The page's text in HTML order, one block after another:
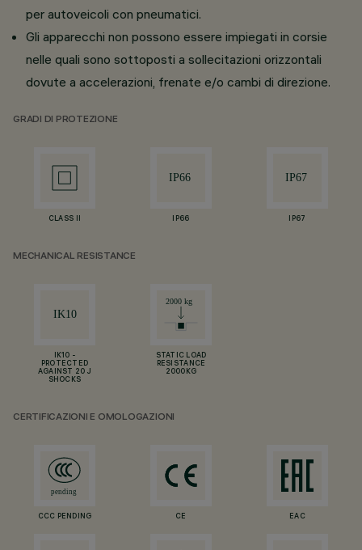
per autoveicoli con pneumatici.
Gli apparecchi non possono essere impiegati in corsie
nelle quali sono sottoposti a sollecitazioni orizzontali
dovute a accelerazioni, frenate e/o cambi di direzione.
GRADI DI PROTEZIONE
CLASS II IP66 IP67
MECHANICAL RESISTANCE
IK10 -
PROTECTED
AGAINST 20 J
SHOCKS
STATIC LOAD
RESISTANCE
2000KG
CERTIFICAZIONI E OMOLOGAZIONI
CCC PENDING CE EAC